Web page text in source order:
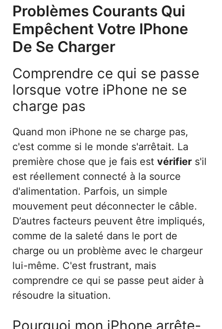
Problèmes Courants Qui
Empêchent Votre IPhone
De Se Charger
Comprendre ce qui se passe
lorsque votre iPhone ne se
charge pas
Quand mon iPhone ne se charge pas,
c'est comme si le monde s'arrêtait. La
première chose que je fais est vérifier s'il
est réellement connecté à la source
d'alimentation. Parfois, un simple
mouvement peut déconnecter le câble.
D’autres facteurs peuvent être impliqués,
comme de la saleté dans le port de
charge ou un problème avec le chargeur
lui-même. C'est frustrant, mais
comprendre ce qui se passe peut aider à
résoudre la situation.
Pourquoi mon iPhone arrête-